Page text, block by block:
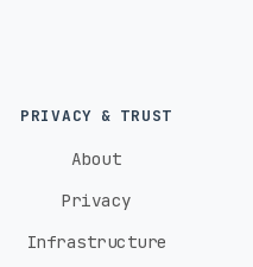
PRIVACY & TRUST
About
Privacy
Infrastructure